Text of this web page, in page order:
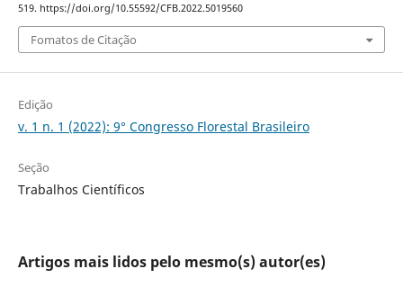
519. https://doi.org/10.55592/CFB.2022.5019560
Fomatos de Citação
Edição
v. 1 n. 1 (2022): 9° Congresso Florestal Brasileiro
Seção
Trabalhos Científicos
Artigos mais lidos pelo mesmo(s) autor(es)